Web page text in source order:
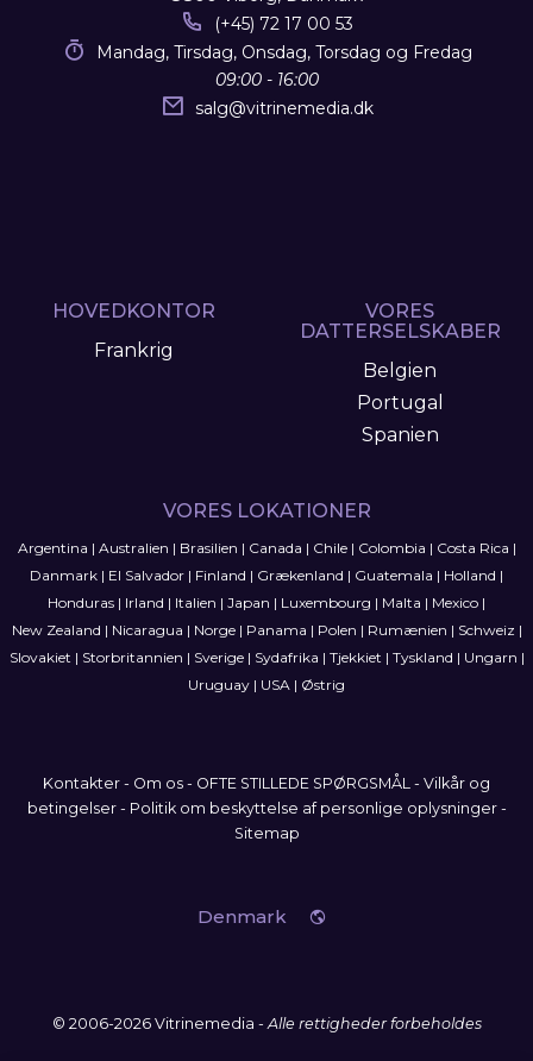
(+45) 72 17 00 53
Mandag, Tirsdag, Onsdag, Torsdag og Fredag
09:00 - 16:00
salg@vitrinemedia.dk
HOVEDKONTOR
Frankrig
VORES
DATTERSELSKABER
Belgien
Portugal
Spanien
VORES LOKATIONER
Argentina | Australien | Brasilien | Canada | Chile| Colombia | Costa Rica |
Danmark | El Salvador | Finland | Grækenland | Guatemala | Holland |
Honduras | Irland | Italien | Japan | Luxembourg | Malta | Mexico |
New Zealand | Nicaragua | Norge| Panama | Polen | Rumænien | Schweiz |
Slovakiet | Storbritannien | Sverige| Sydafrika | Tjekkiet | Tyskland | Ungarn |
Uruguay | USA | Østrig
Kontakter - Om os - OFTE STILLEDE SPØRGSMÅL - Vilkår og
betingelser- Politik om beskyttelse af personlige oplysninger-
Sitemap
Denmark
© 2006-2026 Vitrinemedia -Alle rettigheder forbeholdes